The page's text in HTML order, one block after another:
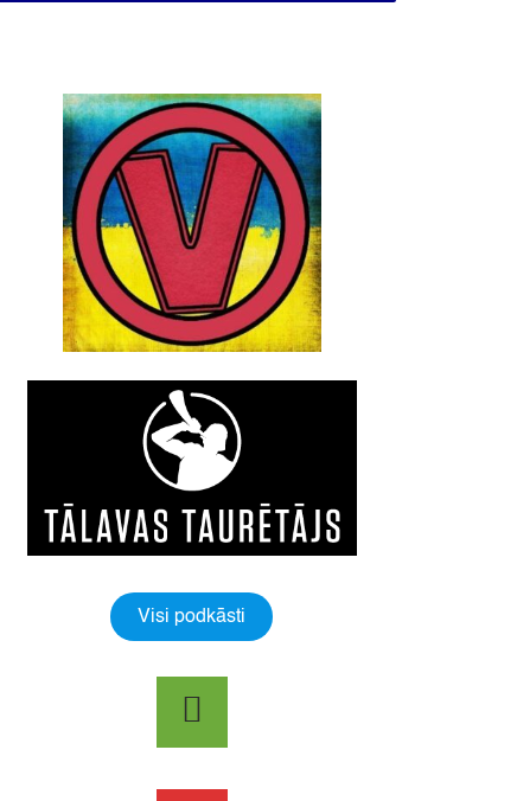
Visi podkāsti